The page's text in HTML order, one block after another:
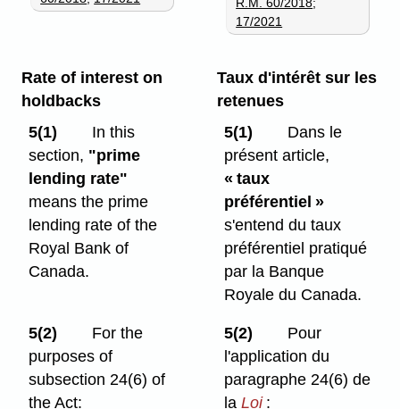
17/2021
Rate of interest on
holdbacks
5(1)
In this
section, "prime
lending rate"
means the prime
lending rate of the
Royal Bank of
Canada.
Taux d'intérêt sur les
retenues
5(1)
Dans le
présent article,
« taux
préférentiel »
s'entend du taux
préférentiel pratiqué
par la Banque
Royale du Canada.
5(2)
For the
purposes of
subsection 24(6) of
the Act:
5(2)
Pour
l'application du
paragraphe 24(6) de
laLoi: